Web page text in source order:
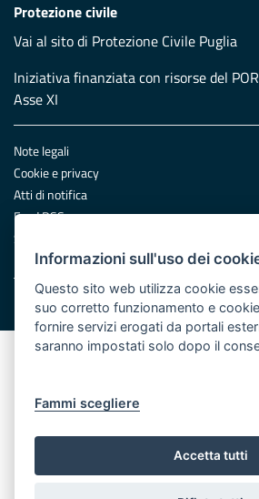
Protezione civile
Vai al sito di Protezione Civile Puglia
Iniziativa finanziata con risorse del
Asse XI
Note legali
Cookie e privacy
Atti di notifica
Feed RSS
Servizi Intranet
© Regione Puglia
Informazioni sull'uso dei
Questo sito web utilizza cookie
suo corretto funzionamento e
fornire servizi erogati da portali
saranno impostati solo dopo il
Fammi scegliere
Accetta tutti